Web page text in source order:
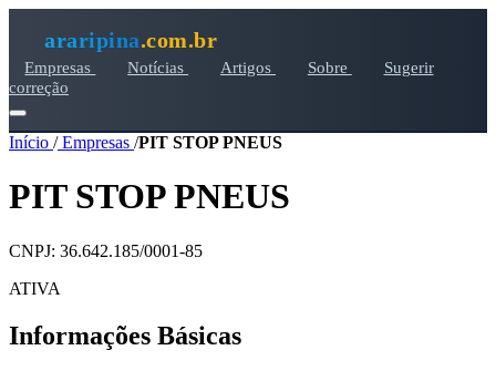
araripina.com.br
Empresas Notícias Artigos Sobre
Sugerir
correção
Início /Empresas /PIT STOP PNEUS
PIT STOP PNEUS
CNPJ: 36.642.185/0001-85
ATIVA
Informações Básicas